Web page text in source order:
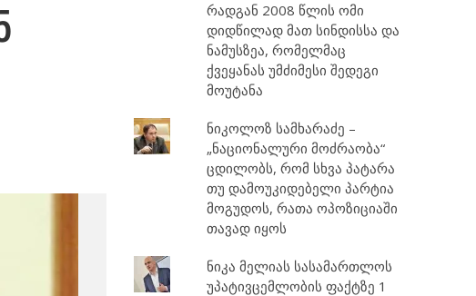
რადგან 2008 წლის ომი
დიდწილად მათ სინდისსა და
ნამუსზეა, რომელმაც
ქვეყანას უმძიმესი შედეგი
მოუტანა
ნიკოლოზ სამხარაძე –
„ნაციონალური მოძრაობა“
ცდილობს, რომ სხვა პატარა
თუ დამოუკიდებელი პარტია
მოგუდოს, რათა ოპოზიციაში
თავად იყოს
ნიკა მელიას სასამართლოს
უპატივცემლობის ფაქტზე 1